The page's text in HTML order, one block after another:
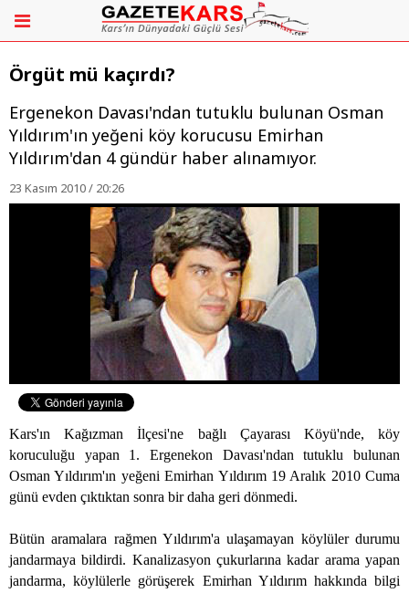
Örgüt mü kaçırdı?
Ergenekon Davası'ndan tutuklu bulunan Osman
Yıldırım'ın yeğeni köy korucusu Emirhan
Yıldırım'dan 4 gündür haber alınamıyor.
23 Kasım 2010 / 20:26
Kars'ın Kağızman İlçesi'ne bağlı Çayarası Köyü'nde, köy
koruculuğu yapan 1. Ergenekon Davası'ndan tutuklu bulunan
Osman Yıldırım'ın yeğeni Emirhan Yıldırım 19 Aralık 2010 Cuma
günü evden çıktıktan sonra bir daha geri dönmedi.
Bütün aramalara rağmen Yıldırım'a ulaşamayan köylüler durumu
jandarmaya bildirdi. Kanalizasyon çukurlarına kadar arama yapan
jandarma, köylülerle görüşerek Emirhan Yıldırım hakkında bilgi